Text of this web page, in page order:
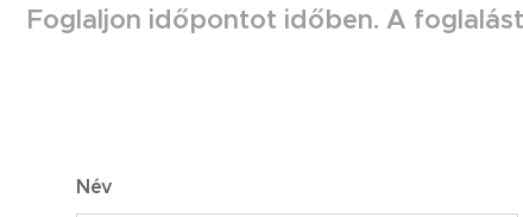
Foglaljon időpontot időben. A
Név